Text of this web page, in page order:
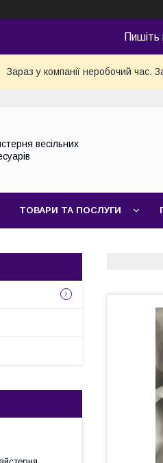
Зараз у компанії неробочий час.
веcільних
ТОВАРИ ТА ПОСЛУГИ